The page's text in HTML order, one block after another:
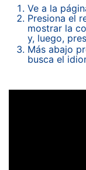
Ve a la
Presiona el
mostrar la
y, luego,
Más abajo
busca el